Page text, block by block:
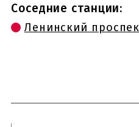
Соседние станции:
Ленинский